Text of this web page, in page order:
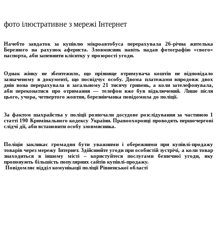
фото ілюстративне з мережі Інтернет
Начебто завдаток за купівлю мікроавтобуса перерахувала 26-річна жителька
Березного на рахунок афериста. Зловмисник навіть надав фотографію «свого»
паспорта, аби запевнити клієнтку у прозорості угоди.
Однак жінку не збентежило, що прізвище отримувача коштів не відповідало
зазначеному в документі, що посвідчує особу. Двома платежами впродовж двох
днів вона перерахувала в загальному 21 тисячу гривень, а коли зателефонувала,
аби переконатися про отримання — телефон вже був відключений. Лише після
цього, учора, четвертого жовтня, березнівчанка повідомила до поліції.
За фактом шахрайства у поліції розпочали досудове розслідування за частиною 1
статті 190 Кримінального кодексу України. Правоохоронці проводять першочергові
слідчі дії, аби встановити особу зловмисника.
Поліція закликає громадян бути уважними і обережними при купівлі-продажу
товарів через мережу Інтернет. Здійснюйте угоди при особистій зустрічі, а коли товар
знаходиться в іншому місті – користуйтеся послугами безпечної угоди, яку
пропонують більшість популярних сайтів купівлі-продажу.
Повідомляє відділ комунікації поліції Рівненської області